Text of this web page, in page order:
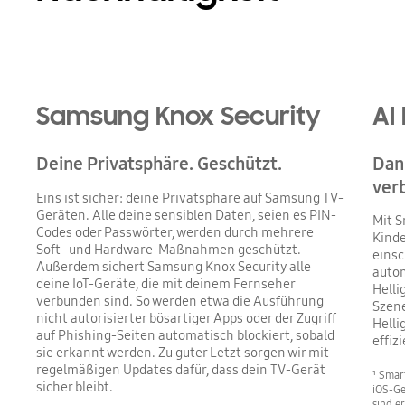
Samsung Knox Security
Deine Privatsphäre. Geschützt.
Eins ist sicher: deine Privatsphäre auf Samsung TV-
Geräten. Alle deine sensiblen Daten, seien es PIN-
Codes oder Passwörter, werden durch mehrere
Soft- und Hardware-Maßnahmen geschützt.
Außerdem sichert Samsung Knox Security alle
deine IoT-Geräte, die mit deinem Fernseher
verbunden sind. So werden etwa die Ausführung
nicht autorisierter bösartiger Apps oder der Zugriff
auf Phishing-Seiten automatisch blockiert, sobald
sie erkannt werden. Zu guter Letzt sorgen wir mit
regelmäßigen Updates dafür, dass dein TV-Gerät
sicher bleibt.
AI
Mit
¹
iOS-